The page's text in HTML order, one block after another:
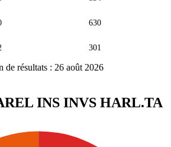
630
301
de résultats : 26 août 2026
INS INVS HARL.TA